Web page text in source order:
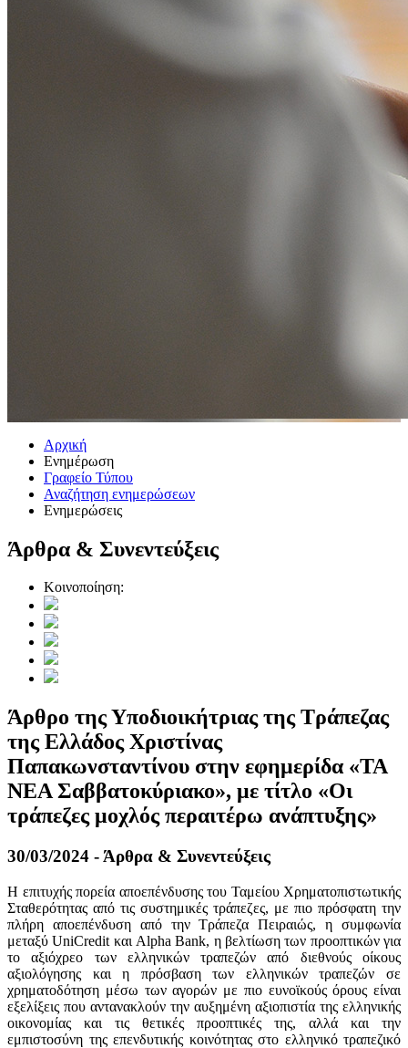
Αρχική
Ενημέρωση
Γραφείο Τύπου
Αναζήτηση ενημερώσεων
Ενημερώσεις
Άρθρα & Συνεντεύξεις
Κοινοποίηση:
Άρθρο της Υποδιοικήτριας της Τράπεζας
της Ελλάδος Χριστίνας
Παπακωνσταντίνου στην εφημερίδα «ΤΑ
ΝΕΑ Σαββατοκύριακο», με τίτλο «Οι
τράπεζες μοχλός περαιτέρω ανάπτυξης»
30/03/2024 - Άρθρα & Συνεντεύξεις
Η επιτυχής πορεία αποεπένδυσης του Ταμείου Χρηματοπιστωτικής
Σταθερότητας από τις συστημικές τράπεζες, με πιο πρόσφατη την
πλήρη αποεπένδυση από την Τράπεζα Πειραιώς, η συμφωνία
μεταξύ UniCredit και Alpha Bank, η βελτίωση των προοπτικών για
το αξιόχρεο των ελληνικών τραπεζών από διεθνούς οίκους
αξιολόγησης και η πρόσβαση των ελληνικών τραπεζών σε
χρηματοδότηση μέσω των αγορών με πιο ευνοϊκούς όρους είναι
εξελίξεις που αντανακλούν την αυξημένη αξιοπιστία της ελληνικής
οικονομίας και τις θετικές προοπτικές της, αλλά και την
εμπιστοσύνη της επενδυτικής κοινότητας στο ελληνικό τραπεζικό